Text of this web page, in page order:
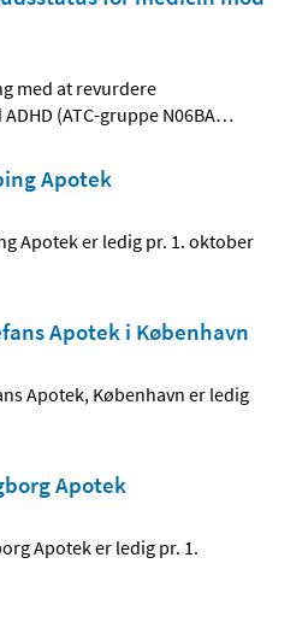
med at revurdere
(ATC-gruppe N06BA…
Apotek
Apotek er ledig pr. 1. oktober
Apotek i København
Apotek, København er ledig
Apotek
Apotek er ledig pr. 1.